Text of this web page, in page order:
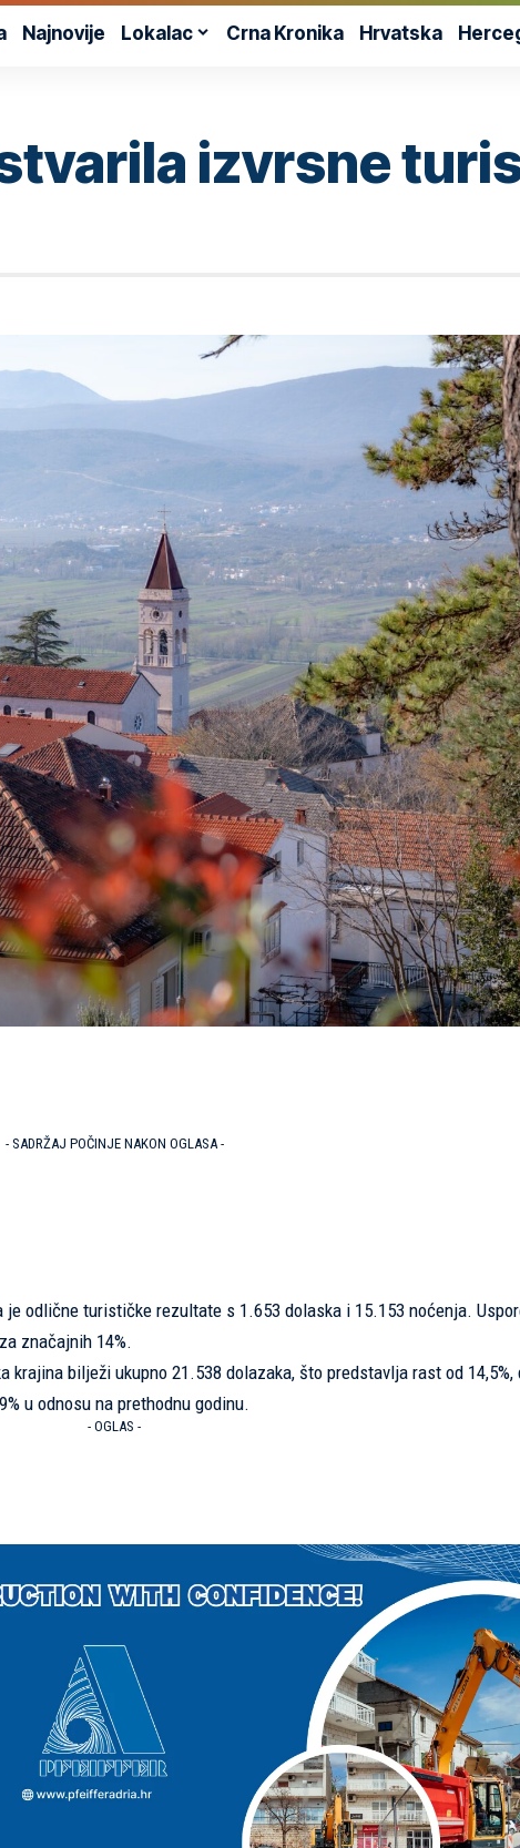
Najnovije Lokalac Crna Kronika Hrvatska
izvrsne
- SADRŽAJ POČINJE NAKON OGLASA -
odlične turističke rezultate s 1.653 dolaska i 15.153 noćenja.
značajnih 14%.
krajina bilježi ukupno 21.538 dolazaka, što predstavlja rast od 14,5%,
u odnosu na prethodnu godinu.
- OGLAS -